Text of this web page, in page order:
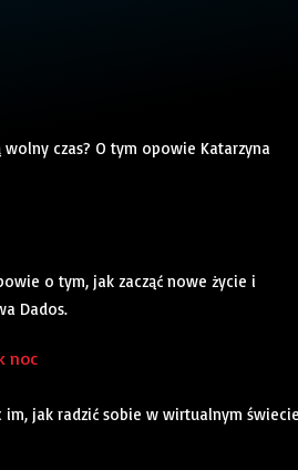
czas? O tym opowie Katarzyna
o tym, jak zacząć nowe życie i
Dados.
noc
jak radzić sobie w wirtualnym